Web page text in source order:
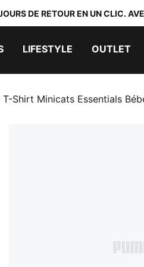
DE RETOUR EN UN CLIC.
LIFESTYLE OUTLET
Shirt Minicats Essentials